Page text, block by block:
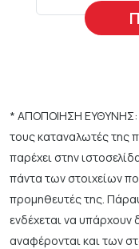
* ΑΠΟΠΟΙΗΣΗ ΕΥΘΥΝΗΣ:
τους καταναλωτές της
παρέχει στην
πάντα των στοιχείων
προμηθευτές της.
ενδέχεται να
αναφέρονται και των